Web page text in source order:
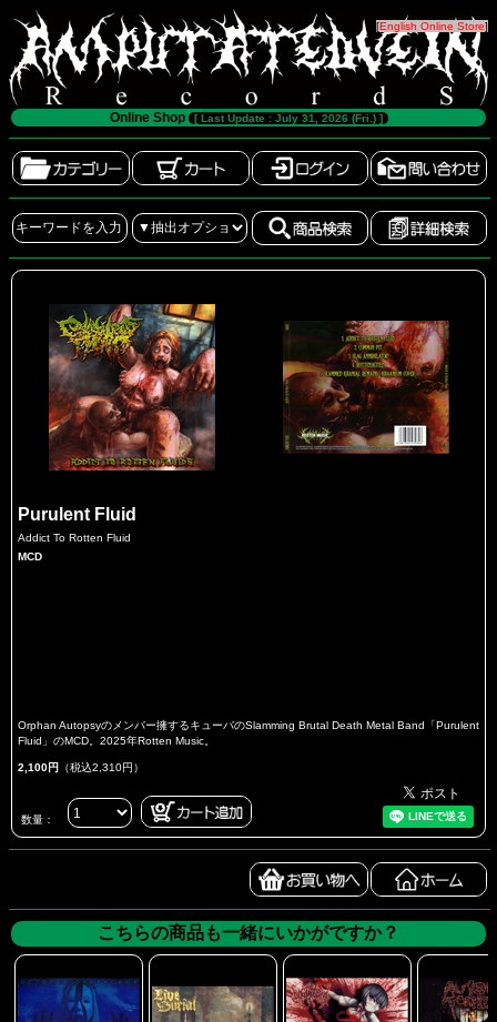
[English Online Store]
Online Shop [ Last Update : July 31, 2026 (Fri.) ]
Purulent Fluid
Addict To Rotten Fluid
MCD
Orphan Autopsyのメンバー擁するキューバのSlamming Brutal Death Metal Band「Purulent
Fluid」のMCD。2025年Rotten Music。
2,100円 （税込2,310円）
数量：
こちらの商品も一緒にいかがですか？